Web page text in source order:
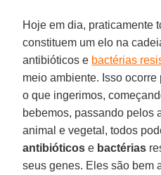
Hoje em dia, praticamente
constituem um elo na
antibióticos e bactérias
meio ambiente. Isso
o que ingerimos,
bebemos, passando pelos
animal e vegetal, todos
antibióticos e bactérias
seus genes. Eles são bem